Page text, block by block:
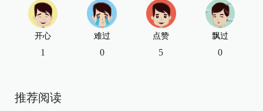
开心
1
难过
0
点赞
5
飘过
0
推荐阅读